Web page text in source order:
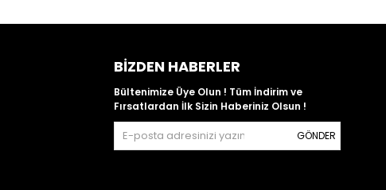
BIZDEN HABERLER
Bültenimize Üye Olun ! Tüm İndirim ve
Fırsatlardan İlk Sizin Haberiniz Olsun !
GÖNDER